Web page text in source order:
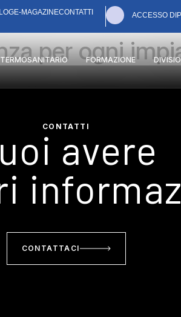
E-MAGAZINECONTATTI ACCESSO
FORMAZIONE
per ogni
CONTATTI
avere
CONTATTACI